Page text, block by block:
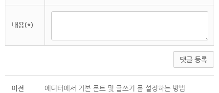
내용(*)
댓글 등록
이전 에디터에서 기본 폰트 및 글쓰기 폼 설정하는 방법